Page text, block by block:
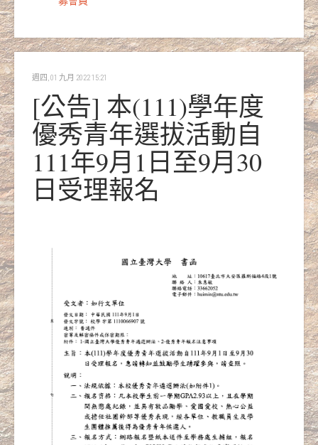
週四, 01 九月 2022 15:21
[公告] 本(111)學年度
優秀青年選拔活動自
111年9月1日至9月30
日受理報名